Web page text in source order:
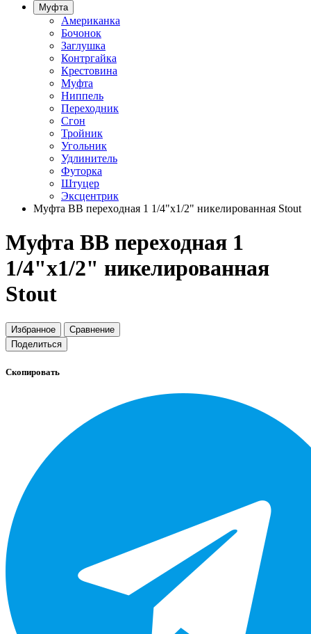
Муфта
Американка
Бочонок
Заглушка
Контргайка
Крестовина
Муфта
Ниппель
Переходник
Сгон
Тройник
Угольник
Удлинитель
Футорка
Штуцер
Эксцентрик
Муфта ВВ переxодная 1 1/4"x1/2" никелированная Stout
Муфта ВВ переxодная 1
1/4"x1/2" никелированная
Stout
Избранное
Сравнение
Поделиться
Скопировать